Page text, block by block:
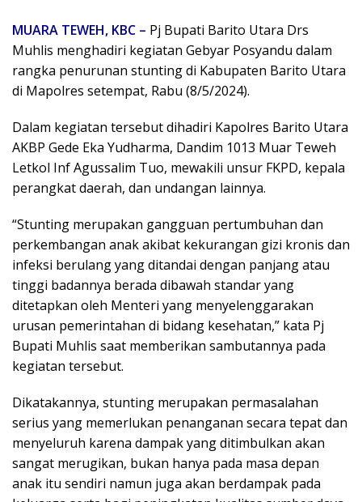
MUARA TEWEH, KBC – Pj Bupati Barito Utara Drs
Muhlis menghadiri kegiatan Gebyar Posyandu dalam
rangka penurunan stunting di Kabupaten Barito Utara
di Mapolres setempat, Rabu (8/5/2024).
Dalam kegiatan tersebut dihadiri Kapolres Barito Utara
AKBP Gede Eka Yudharma, Dandim 1013 Muar Teweh
Letkol Inf Agussalim Tuo, mewakili unsur FKPD, kepala
perangkat daerah, dan undangan lainnya.
“Stunting merupakan gangguan pertumbuhan dan
perkembangan anak akibat kekurangan gizi kronis dan
infeksi berulang yang ditandai dengan panjang atau
tinggi badannya berada dibawah standar yang
ditetapkan oleh Menteri yang menyelenggarakan
urusan pemerintahan di bidang kesehatan,” kata Pj
Bupati Muhlis saat memberikan sambutannya pada
kegiatan tersebut.
Dikatakannya, stunting merupakan permasalahan
serius yang memerlukan penanganan secara tepat dan
menyeluruh karena dampak yang ditimbulkan akan
sangat merugikan, bukan hanya pada masa depan
anak itu sendiri namun juga akan berdampak pada